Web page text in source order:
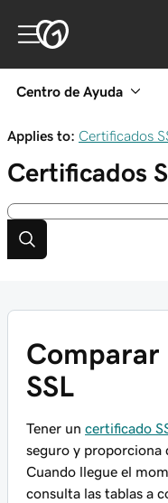
Centro de Ayuda
Applies to: Certificados
Certificados
Comparar
SSL
Tener un certificado
seguro y proporciona
Cuando llegue el
consulta las tablas a